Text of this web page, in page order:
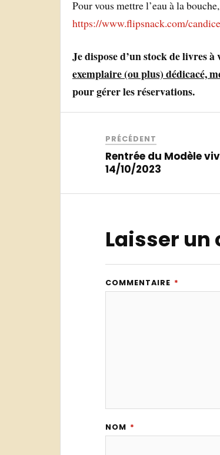
Pour vous mettre l’eau à la
https://www.flipsnack.com/
Je dispose d’un stock de livres
exemplaire (ou plus) dédicacé,
pour gérer les réservations.
PRÉCÉDENT
Rentrée du Modèle
14/10/2023
Laisser
COMMENTAIRE *
NOM *